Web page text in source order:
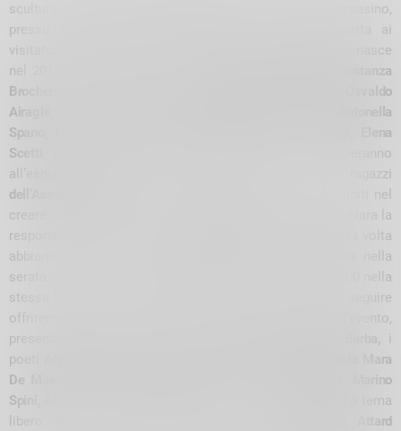
scultura organizzata da
a S.Martino in Valmasino,
presso la Sala dei Beni Frazionali, che rimarrà aperta ai
visitatori, gratuitamente, dal 6 al 9 agosto. Questo gruppo nasce
nel 2017 e ne fanno parte i fotografi
Fabrizio Bellani, Costanza
Brocheri, Tino Fontana, Chiara Capponi Fulvio Capponi, Osvaldo
Airaghi
Antonella
Spanò, Lucia Mescia, Valentina Zamboni, Maria Taeggi, Elena
Scetti
anche con la Poesia. Parteciperanno
all’esposizione, con alcuni disegni, anche i ragazzi
dell’Associazione Luna A.p.s. di Bologna.
“Siamo molto uniti nel
creare nuove idee per farci conoscere sempre di più- dichiara la
responsabile Alda Volpi – e anche quest’anno per la terza volta
abbiamo coinvolto il
nella
serata conclusiva della rassegna, il 9 agosto alle ore 21:00 nella
stessa location, con una rassegna di canti e poesie. A seguire
offriremo un rinfresco ai presenti”. Prenderanno parte all’evento,
presentato dal Presidente di èValtellina
i
poeti
Angela Botta, Cesare Ciaponi, Stefano Ciapponi, Paola Mara
De Maestri, Dalida Iemoli, Giuliano Luzzi, Lucia Mescia, Marino
Spini,
Alda Volpi che declameranno i loro componimenti a tema
libero. Ospite internazionale della serata
Emmanuel Attard